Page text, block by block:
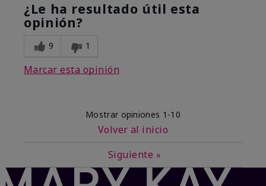
¿Le ha resultado útil esta
opinión?
9 1
Marcar esta opinión
Mostrar opiniones 1-10
Volver al inicio
Siguiente »